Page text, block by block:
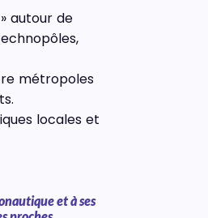
autour de
métropoles
locales et
et à ses